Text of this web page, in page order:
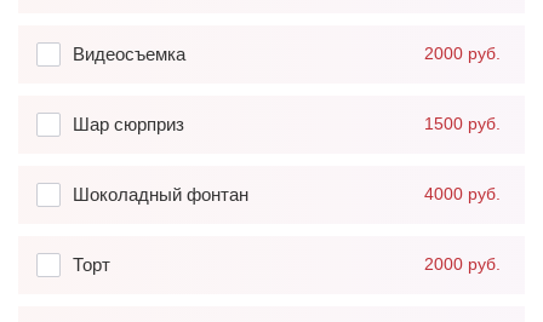
Видеосъемка 2000 руб.
Шар сюрприз 1500 руб.
Шоколадный фонтан 4000 руб.
Торт 2000 руб.